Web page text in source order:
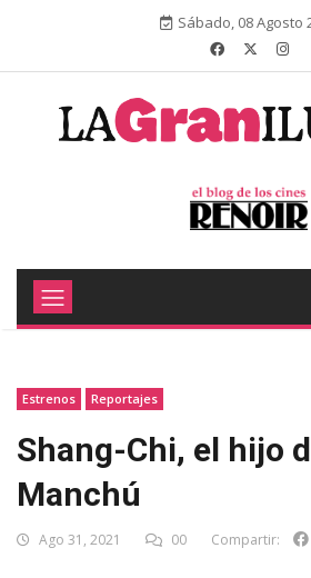
Sábado, 08 Agosto
Estrenos Reportajes
Shang-Chi, el hijo
Manchú
Ago 31, 2021 00 Compartir: